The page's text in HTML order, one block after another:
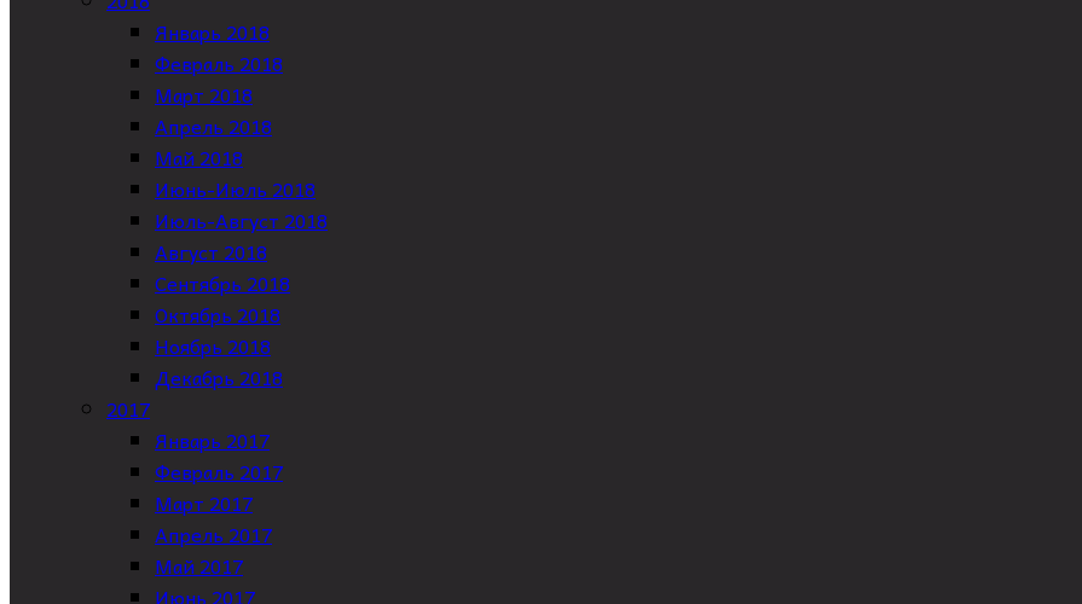
Январь 2018
Февраль 2018
Март 2018
Апрель 2018
Май 2018
Июнь-Июль 2018
Июль-Август 2018
Август 2018
Сентябрь 2018
Октябрь 2018
Ноябрь 2018
Декабрь 2018
2017
Январь 2017
Февраль 2017
Март 2017
Апрель 2017
Май 2017
Июнь 2017